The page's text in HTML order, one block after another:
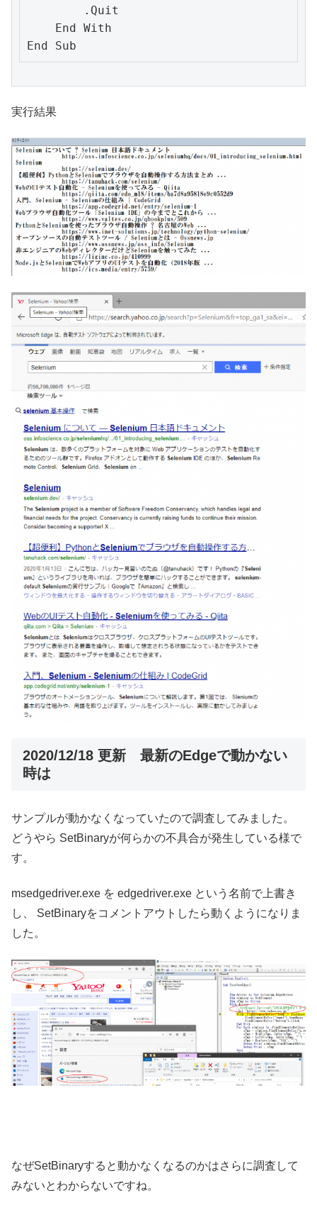
        .Quit
    End With
実行結果
2020/12/18 更新 最新のEdgeで動かない
時は
サンプルが動かなくなっていたので調査してみました。
どうやら SetBinaryが何らかの不具合が発生している様で
す。
msedgedriver.exe を edgedriver.exe という名前で上書き
し、 SetBinaryをコメントアウトしたら動くようになりま
した。
なぜSetBinaryすると動かなくなるのかはさらに調査して
みないとわからないですね。